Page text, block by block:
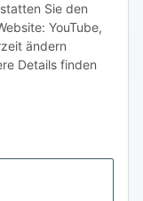
Sie den
YouTube,
ändern
Details finden
per E-Mail zu.
Abonnieren